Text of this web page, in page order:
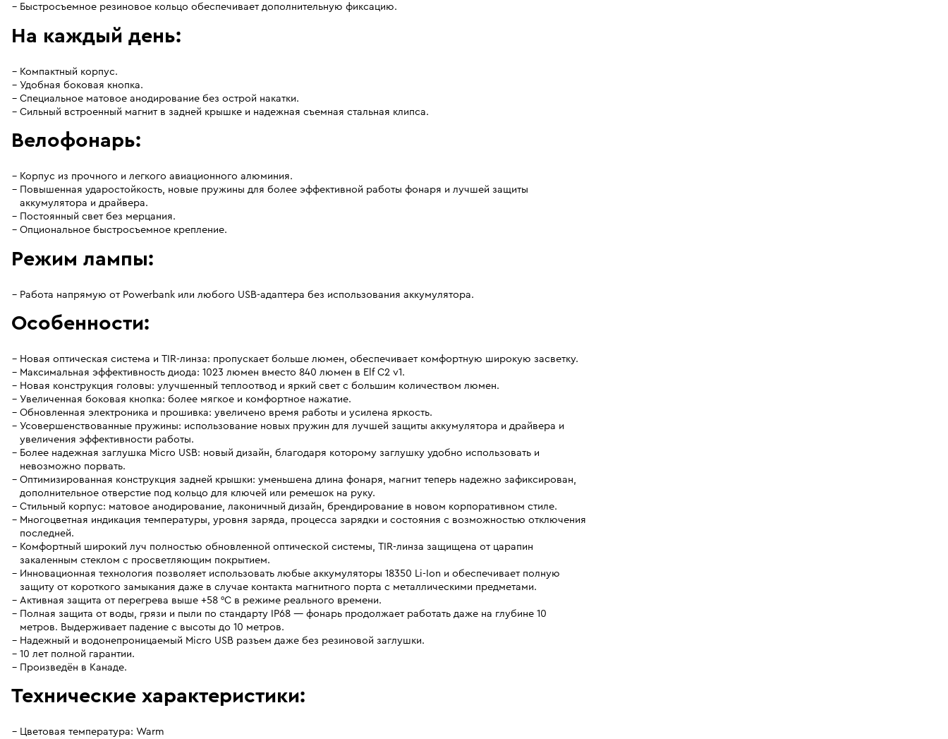
Быстросъемное резиновое кольцо обеспечивает дополнительную фиксацию.
На каждый день:
Компактный корпус.
Удобная боковая кнопка.
Специальное матовое анодирование без острой накатки.
Сильный встроенный магнит в задней крышке и надежная съемная стальная клипса.
Велофонарь:
Корпус из прочного и легкого авиационного алюминия.
Повышенная ударостойкость, новые пружины для более эффективной работы фонаря и лучшей защиты
аккумулятора и драйвера.
Постоянный свет без мерцания.
Опциональное быстросъемное крепление.
Режим лампы:
Работа напрямую от Powerbank или любого USB-адаптера без использования аккумулятора.
Особенности:
Новая оптическая система и TIR-линза: пропускает больше люмен, обеспечивает комфортную широкую засветку.
Максимальная эффективность диода: 1023 люмен вместо 840 люмен в Elf C2 v1.
Новая конструкция головы: улучшенный теплоотвод и яркий свет с большим количеством люмен.
Увеличенная боковая кнопка: более мягкое и комфортное нажатие.
Обновленная электроника и прошивка: увеличено время работы и усилена яркость.
Усовершенствованные пружины: использование новых пружин для лучшей защиты аккумулятора и драйвера и
увеличения эффективности работы.
Более надежная заглушка Micro USB: новый дизайн, благодаря которому заглушку удобно использовать и
невозможно порвать.
Оптимизированная конструкция задней крышки: уменьшена длина фонаря, магнит теперь надежно зафиксирован,
дополнительное отверстие под кольцо для ключей или ремешок на руку.
Стильный корпус: матовое анодирование, лаконичный дизайн, брендирование в новом корпоративном стиле.
Многоцветная индикация температуры, уровня заряда, процесса зарядки и состояния с возможностью отключения
последней.
Комфортный широкий луч полностью обновленной оптической системы, TIR-линза защищена от царапин
закаленным стеклом с просветляющим покрытием.
Инновационная технология позволяет использовать любые аккумуляторы 18350 Li-Ion и обеспечивает полную
защиту от короткого замыкания даже в случае контакта магнитного порта с металлическими предметами.
Активная защита от перегрева выше +58 °С в режиме реального времени.
Полная защита от воды, грязи и пыли по стандарту IP68 — фонарь продолжает работать даже на глубине 10
метров. Выдерживает падение с высоты до 10 метров.
Надежный и водонепроницаемый Micro USB разъем даже без резиновой заглушки.
10 лет полной гарантии.
Произведён в Канаде.
Технические характеристики:
Цветовая температура: Warm